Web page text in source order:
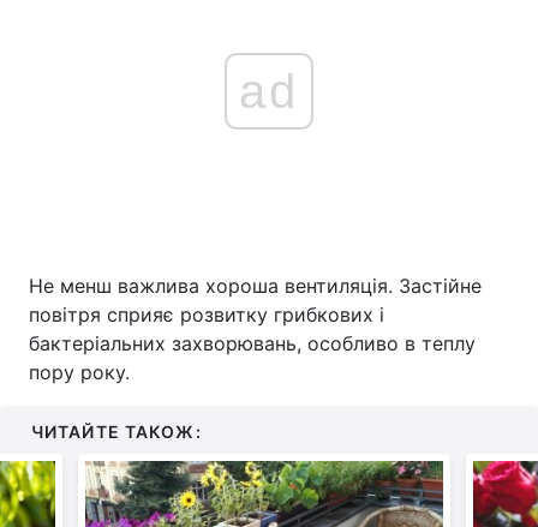
ad
Не менш важлива хороша вентиляція. Застійне
повітря сприяє розвитку грибкових і
бактеріальних захворювань, особливо в теплу
пору року.
ЧИТАЙТЕ ТАКОЖ: